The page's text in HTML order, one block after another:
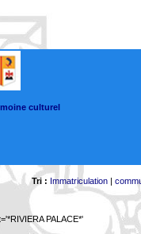
culturel
Tri : Immatriculation|
PALACE*'